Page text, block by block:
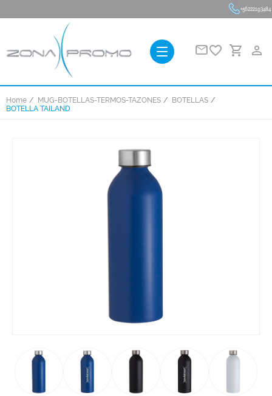
+56222193484
favorite_border person_outline
Home MUG-BOTELLAS-TERMOS-TAZONES
BOTELLAS
BOTELLA TAILAND